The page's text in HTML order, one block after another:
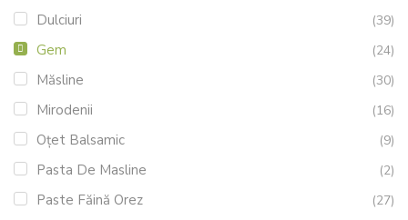
Dulciuri (39)
Gem (24)
Măsline (30)
Mirodenii (16)
Oțet Balsamic (9)
Pasta De Masline (2)
Paste Făină Orez (27)